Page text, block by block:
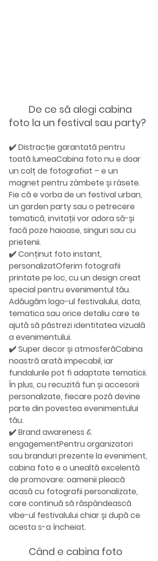
foto la un festival sau party?
✔️ Distracție garantată pentru
toată lumeaCabina foto nu e doar
un colț de fotografiat – e un
magnet pentru zâmbete și râsete.
Fie că e vorba de un festival urban,
un garden party sau o petrecere
tematică, invitații vor adora să-și
facă poze haioase, singuri sau cu
prietenii.
✔️ Conținut foto instant,
personalizatOferim fotografii
printate pe loc, cu un design creat
special pentru evenimentul tău.
Adăugăm logo-ul festivalului, data,
tematica sau orice detaliu care te
ajută să păstrezi identitatea vizuală
a evenimentului.
✔️ Super decor și atmosferăCabina
noastră arată impecabil, iar
fundalurile pot fi adaptate tematicii.
În plus, cu recuzită fun și accesorii
personalizate, fiecare poză devine
parte din povestea evenimentului
tău.
✔️ Brand awareness &
engagementPentru organizatori
sau branduri prezente la eveniment,
cabina foto e o unealtă excelentă
de promovare: oamenii pleacă
acasă cu fotografii personalizate,
care continuă să răspândească
vibe-ul festivalului chiar și după ce
acesta s-a încheiat.